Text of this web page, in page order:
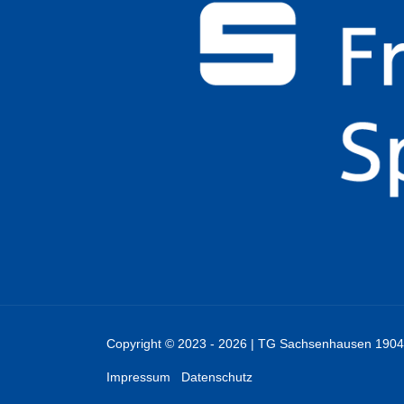
Copyright © 2023 - 2026 | TG Sachsenhausen
Impressum Datenschutz